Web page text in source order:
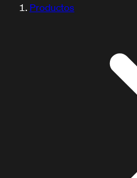
Explora nuestros artículos
Productos